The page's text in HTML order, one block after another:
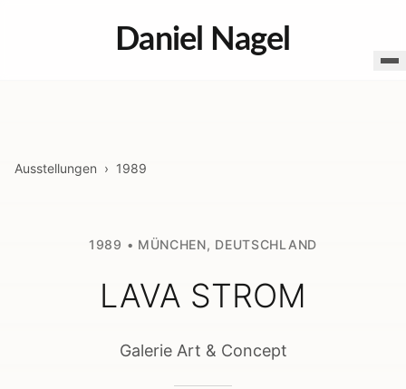
Daniel Nagel
Ausstellungen › 1989
1989 • MÜNCHEN, DEUTSCHLAND
LAVA STROM
Galerie Art & Concept